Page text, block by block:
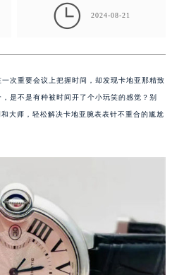
 2024-08-21
次重要会议上把握时间，却发现卡地亚那精致
是不是有种被时间开了个小玩笑的感觉？别
大师，轻松解决卡地亚腕表表针不重合的尴尬